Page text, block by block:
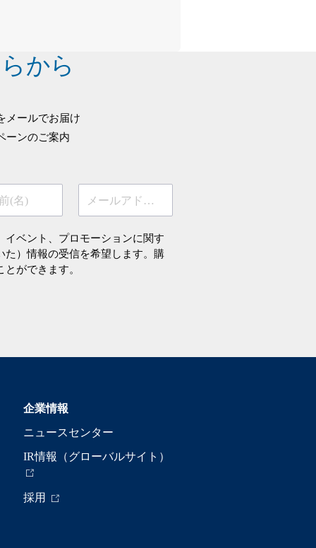
から
メールでお届け
ーンのご案内
(名) メールアドレス
イベント、プロモーションに関す
た）情報の受信を希望します。購
ができます。
企業情報
ニュースセンター
IR情報（グローバルサイト）
採用